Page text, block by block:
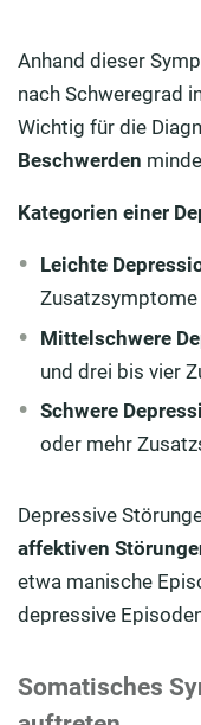
Anhand dieser
nach Schweregrad
Wichtig für die
Beschwerden
Kategorien einer
Leichte
Zusatzsymptome
Mittelschwere
und drei bis vier
Schwere
oder mehr
Depressive
affektiven
etwa manische
depressive
Somatisches